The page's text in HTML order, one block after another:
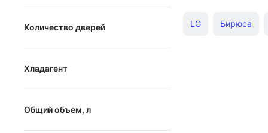
стандартный
электронное
электронно-механическое
механическое
Количество дверей
Хладагент
R600a
R134a
Общий объем, л
LG Бирюса